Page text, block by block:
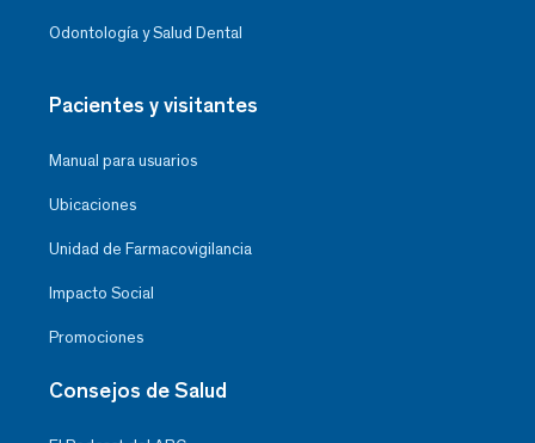
Odontología y Salud Dental
Pacientes y visitantes
Manual para usuarios
Ubicaciones
Unidad de Farmacovigilancia
Impacto Social
Promociones
Consejos de Salud